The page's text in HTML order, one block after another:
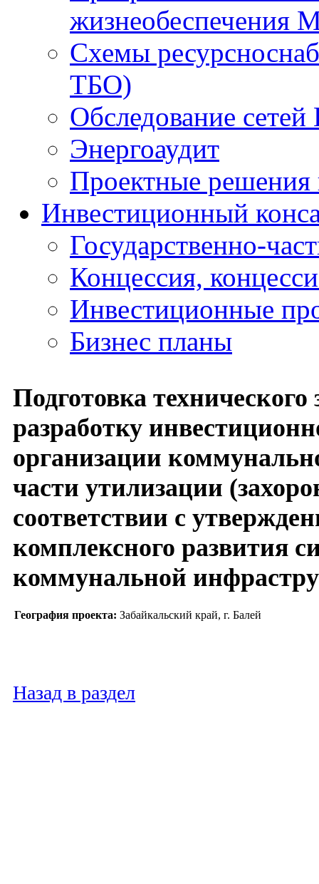
жизнеобеспечения
Схемы
ТБО)
Обследование
Энергоаудит
Проектные решения
Инвестиционный
Государственно-
Концессия,
Инвестиционные
Бизнес планы
Подготовка технического
разработку
организации
части утилизации
соответствии с
комплексного развития
коммунальной
География проекта: Забайкальский край, г. Балей
Назад в раздел